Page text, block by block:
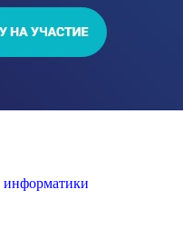
информатики